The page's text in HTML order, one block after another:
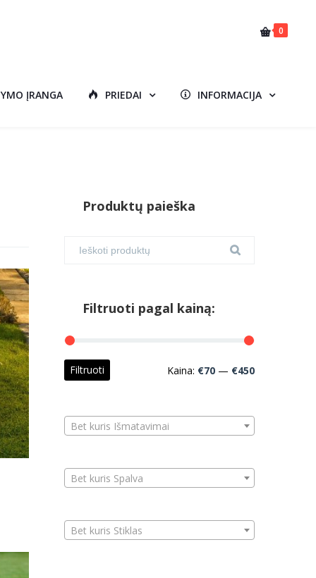
0
ĮRANGA PRIEDAI INFORMACIJA
Produktų paieška
Filtruoti pagal kainą:
Filtruoti Kaina: €70 — €450
Bet kuris Išmatavimai
Bet kuris Spalva
Bet kuris Stiklas